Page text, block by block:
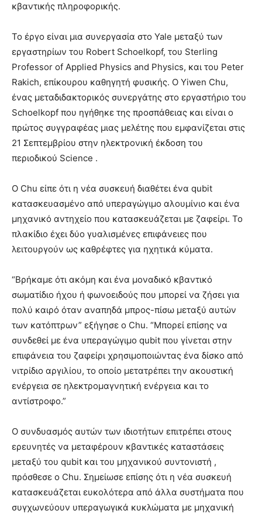
κβαντικής πληροφορικής.
Το έργο είναι μια συνεργασία στο Yale μεταξύ των
εργαστηρίων του Robert Schoelkopf, του Sterling
Professor of Applied Physics and Physics, και του Peter
Rakich, επίκουρου καθηγητή φυσικής. Ο Yiwen Chu,
ένας μεταδιδακτορικός συνεργάτης στο εργαστήριο του
Schoelkopf που ηγήθηκε της προσπάθειας και είναι ο
πρώτος συγγραφέας μιας μελέτης που εμφανίζεται στις
21 Σεπτεμβρίου στην ηλεκτρονική έκδοση του
περιοδικού Science .
Ο Chu είπε ότι η νέα συσκευή διαθέτει ένα qubit
κατασκευασμένο από υπεραγώγιμο αλουμίνιο και ένα
μηχανικό αντηχείο που κατασκευάζεται με ζαφείρι. Το
πλακίδιο έχει δύο γυαλισμένες επιφάνειες που
λειτουργούν ως καθρέφτες για ηχητικά κύματα.
“Βρήκαμε ότι ακόμη και ένα μοναδικό κβαντικό
σωματίδιο ήχου ή φωνοειδούς που μπορεί να ζήσει για
πολύ καιρό όταν αναπηδά μπρος-πίσω μεταξύ αυτών
των κατόπτρων” εξήγησε ο Chu. “Μπορεί επίσης να
συνδεθεί με ένα υπεραγώγιμο qubit που γίνεται στην
επιφάνεια του ζαφείρι χρησιμοποιώντας ένα δίσκο από
νιτρίδιο αργιλίου, το οποίο μετατρέπει την ακουστική
ενέργεια σε ηλεκτρομαγνητική ενέργεια και το
αντίστροφο.”
Ο συνδυασμός αυτών των ιδιοτήτων επιτρέπει στους
ερευνητές να μεταφέρουν κβαντικές καταστάσεις
μεταξύ του qubit και του μηχανικού συντονιστή ,
πρόσθεσε ο Chu. Σημείωσε επίσης ότι η νέα συσκευή
κατασκευάζεται ευκολότερα από άλλα συστήματα που
συγχωνεύουν υπεραγωγικά κυκλώματα με μηχανική